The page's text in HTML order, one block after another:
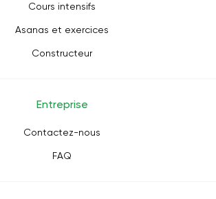
Cours intensifs
Asanas et exercices
Constructeur
Entreprise
Contactez-nous
FAQ